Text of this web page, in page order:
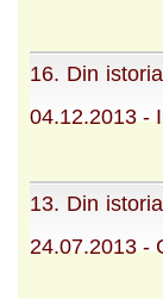
16. Din
04.12.2013 -
13. Din
24.07.2013 -